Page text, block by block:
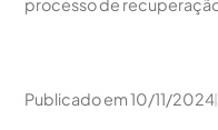
processo de
Publicado em10/11/2024